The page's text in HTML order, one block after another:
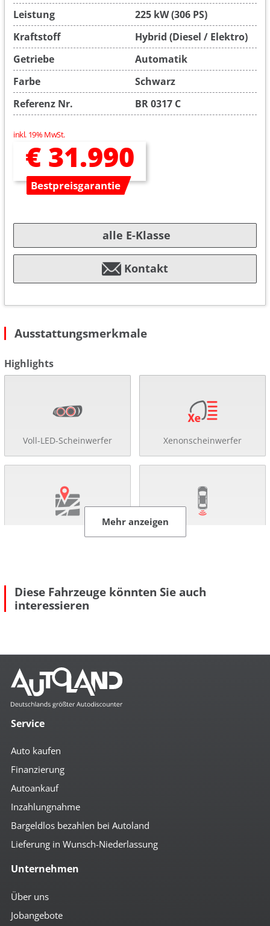
Leistung
225 kW (306 PS)
Kraftstoff
Hybrid (Diesel / Elektro)
Getriebe
Automatik
Farbe
Schwarz
Referenz Nr.
BR 0317 C
inkl. 19% MwSt.
€ 31.990
Bestpreisgarantie
alle E-Klasse
Kontakt
Ausstattungsmerkmale
Highlights
Voll-LED-Scheinwerfer Xenonscheinwerfer
Mehr anzeigen
Komfort
2- Zonen Klimaautomatik
4x el. Fensterheber
Ambiente-Beleuchtung
Anfahrassistent
autom. abblendender Innenspiegel
beheizbare Aussenspiegel
beheizbare Scheibenwaschanlage
Bordcomputer
Colorverglasung
el. anklappbare Spiegel
el. Beifahrersitz
el. Heckklappe
Getränkehalter
höhenverst. Beifahrersitz
Mehr anzeigen
Diese Fahrzeuge könnten Sie auch
interessieren
Service
Auto kaufen
Finanzierung
Autoankauf
Inzahlungnahme
Bargeldlos bezahlen bei Autoland
Lieferung in Wunsch-Niederlassung
Unternehmen
Über uns
Jobangebote